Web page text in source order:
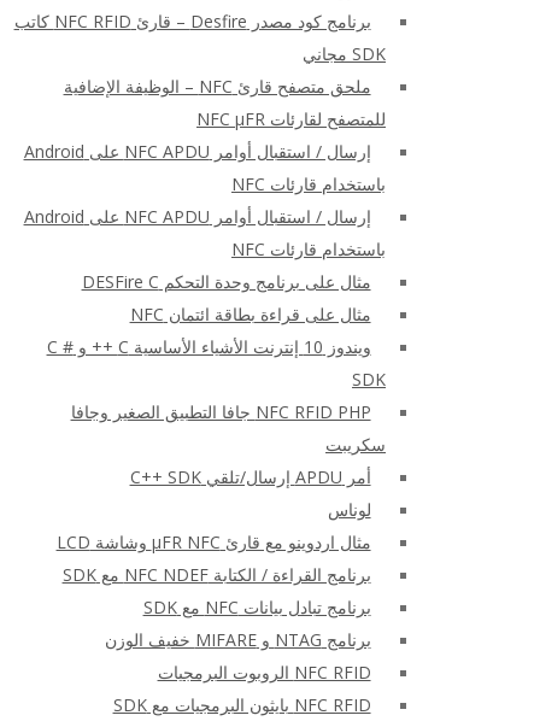
برنامج كود مصدر Desfire – قارئ NFC RFID كاتب
SDK مجاني
ملحق متصفح قارئ NFC – الوظيفة الإضافية
للمتصفح لقارئات NFC μFR
إرسال / استقبال أوامر NFC APDU على Android
باستخدام قارئات NFC
إرسال / استقبال أوامر NFC APDU على Android
باستخدام قارئات NFC
مثال على برنامج وحدة التحكم DESFire C
مثال على قراءة بطاقة ائتمان NFC
ويندوز 10 إنترنت الأشياء الأساسية C ++ و C #
SDK
NFC RFID PHP جافا التطبيق الصغير وجافا
سكريبت
أمر APDU إرسال/تلقي C++ SDK
لوناس
مثال اردوينو مع قارئ μFR NFC وشاشة LCD
برنامج القراءة / الكتابة NFC NDEF مع SDK
برنامج تبادل بيانات NFC مع SDK
برنامج NTAG و MIFARE خفيف الوزن
NFC RFID الروبوت البرمجيات
NFC RFID بايثون البرمجيات مع SDK